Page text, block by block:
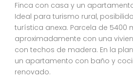
Finca con casa y un
Ideal para turismo rural,
turística anexa. Parcela de 5400
aproximadamente con una
con techos de madera. En la
un apartamento con baño y
renovado.